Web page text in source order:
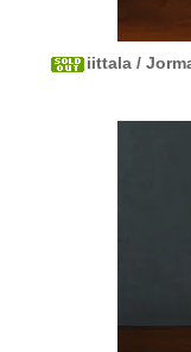
iittala /